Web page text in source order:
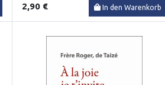
2,90 € In den Warenkorb